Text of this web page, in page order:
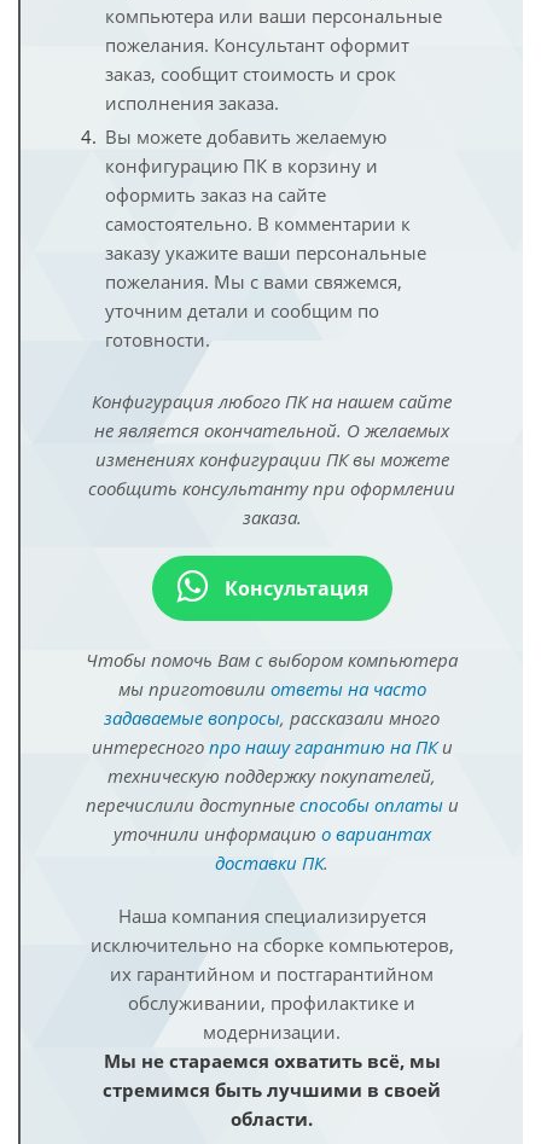
компьютера или ваши персональные
пожелания. Консультант оформит
заказ, сообщит стоимость и срок
исполнения заказа.
Вы можете добавить желаемую
конфигурацию ПК в корзину и
оформить заказ на сайте
самостоятельно. В комментарии к
заказу укажите ваши персональные
пожелания. Мы с вами свяжемся,
уточним детали и сообщим по
готовности.
Конфигурация любого ПК на нашем сайте
не является окончательной. О желаемых
изменениях конфигурации ПК вы можете
сообщить консультанту при оформлении
заказа.
Консультация
Чтобы помочь Вам с выбором компьютера
мы приготовили ответы на часто
задаваемые вопросы, рассказали много
интересного про нашу гарантию на ПКи
техническую поддержку покупателей,
перечислили доступные способы оплатыи
уточнили информацию о вариантах
доставки ПК.
Наша компания специализируется
исключительно на сборке компьютеров,
их гарантийном и постгарантийном
обслуживании, профилактике и
модернизации.
Мы не стараемся охватить всё, мы
стремимся быть лучшими в своей
области.